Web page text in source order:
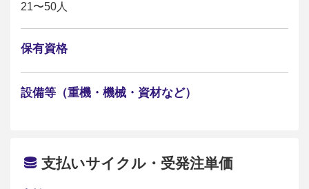
21〜50人
保有資格
設備等（重機・機械・資材など）
支払いサイクル・受発注単価